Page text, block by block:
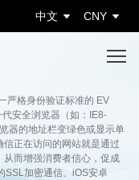
中文 CNY
严格身份验证标准的 EV
安全浏览器（如：IE8-
器的地址栏变绿色或显示单
正在访问的网站就是通过
而增强消费者信心，促成
SSL加密通信、iOS安卓